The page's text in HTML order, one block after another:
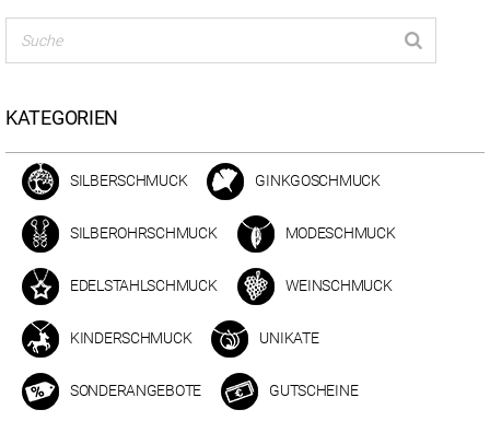
KATEGORIEN
SILBERSCHMUCK GINKGOSCHMUCK
SILBEROHRSCHMUCK MODESCHMUCK
EDELSTAHLSCHMUCK WEINSCHMUCK
KINDERSCHMUCK UNIKATE
SONDERANGEBOTE GUTSCHEINE